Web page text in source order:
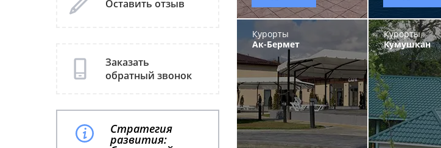
Оставить отзыв
Заказать
обратный звонок
Стратегия
развития:
Курорты
Ак-Бермет
Курорты
Кумушкан